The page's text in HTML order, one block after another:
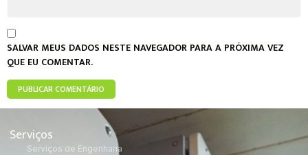
SALVAR MEUS DADOS NESTE NAVEGADOR PARA A PRÓXIMA VEZ
QUE EU COMENTAR.
Serviços
Serviços de Engenharia